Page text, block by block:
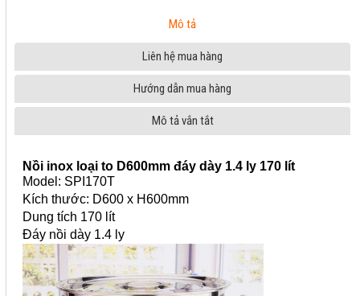
Mô tả
Liên hệ mua hàng
Hướng dẫn mua hàng
Mô tả vắn tắt
Nồi inox loại to D600mm đáy dày 1.4 ly 170 lít
Model: SPI170T
Kích thước: D600 x H600mm
Dung tích 170 lít
Đáy nồi dày 1.4 ly